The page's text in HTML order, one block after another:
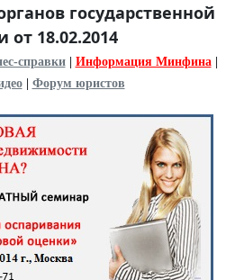
государственной
от 18.02.2014
справки| Информация Минфина|
| Форум юристов